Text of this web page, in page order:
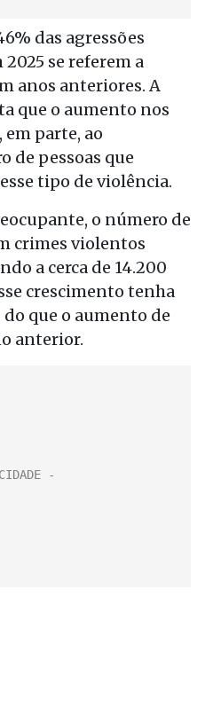
das agressões
se referem a
anos anteriores. A
que o aumento nos
em parte, ao
de pessoas que
tipo de violência.
o número de
crimes violentos
a cerca de 14.200
crescimento tenha
que o aumento de
anterior.